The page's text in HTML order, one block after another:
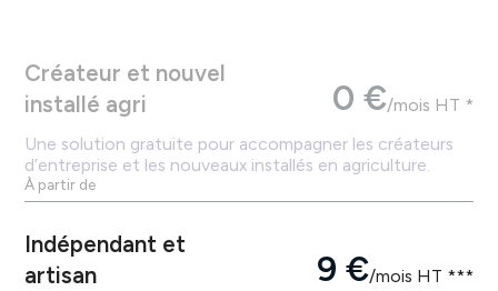
Créateur et nouvel
installé agri
0 €/mois HT *
Une solution gratuite pour accompagner les créateurs
d’entreprise et les nouveaux installés en agriculture.
À partir de
Indépendant et
artisan
9 €/mois HT ***